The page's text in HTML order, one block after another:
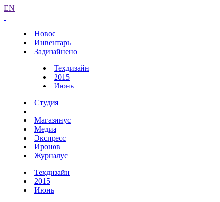
EN
Новое
Инвентарь
Задизайнено
Техдизайн
2015
Июнь
Студия
Магазинус
Медиа
Экспресс
Иронов
Журналус
Техдизайн
2015
Июнь